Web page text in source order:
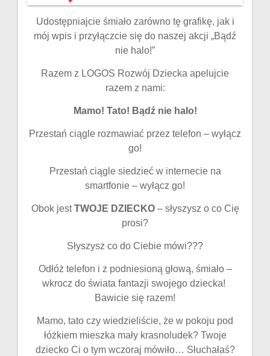
Udostępniajcie śmiało zarówno tę grafikę, jak i
mój wpis i przyłączcie się do naszej akcji „Bądź
nie halo!”
Razem z LOGOS Rozwój Dziecka apelujcie
razem z nami:
Mamo! Tato! Bądź nie halo!
Przestań ciągle rozmawiać przez telefon – wyłącz
go!
Przestań ciągle siedzieć w internecie na
smartfonie – wyłącz go!
Obok jestTWOJE DZIECKO– słyszysz o co Cię
prosi?
Słyszysz co do Ciebie mówi???
Odłóż telefon i z podniesioną głową, śmiało –
wkrocz do świata fantazji swojego dziecka!
Bawicie się razem!
Mamo, tato czy wiedzieliście, że w pokoju pod
łóżkiem mieszka mały krasnoludek? Twoje
dziecko Ci o tym wczoraj mówiło… Słuchałaś?